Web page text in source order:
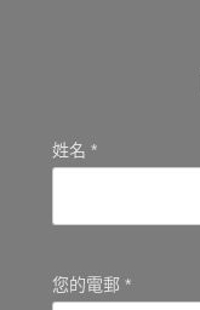
姓名 *
您的電郵 *